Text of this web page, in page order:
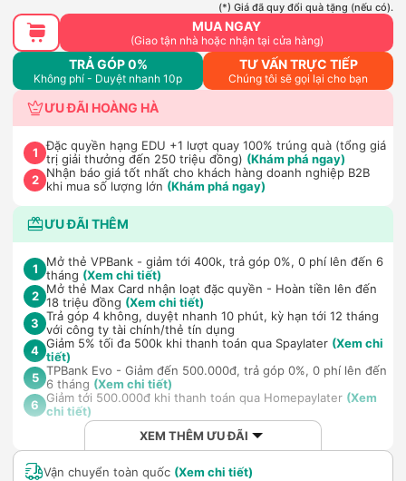
(*) Giá đã quy đổi quà tặng (nếu có).
MUA NGAY
(Giao tận nhà hoặc nhận tại cửa hàng)
TRẢ GÓP 0%
Không phí - Duyệt nhanh 10p
TƯ VẤN TRỰC TIẾP
Chúng tôi sẽ gọi lại cho bạn
ƯU ĐÃI HOÀNG HÀ
1
Đặc quyền hạng EDU +1 lượt quay 100% trúng quà (tổng giá
trị giải thưởng đến 250 triệu đồng) (Khám phá ngay)
2 Nhận báo giá tốt nhất cho khách hàng doanh nghiệp B2B
khi mua số lượng lớn (Khám phá ngay)
ƯU ĐÃI THÊM
1
Mở thẻ VPBank - giảm tới 400k, trả góp 0%, 0 phí lên đến 6
tháng (Xem chi tiết)
2 Mở thẻ Max Card nhận loạt đặc quyền - Hoàn tiền lên đến
18 triệu đồng (Xem chi tiết)
3 Trả góp 4 không, duyệt nhanh 10 phút, kỳ hạn tới 12 tháng
với công ty tài chính/thẻ tín dụng
4 Giảm 5% tối đa 500k khi thanh toán qua Spaylater (Xem chi
tiết)
5 TPBank Evo - Giảm đến 500.000đ, trả góp 0%, 0 phí lên đến
6 tháng (Xem chi tiết)
6
Giảm tới 500.000đ khi thanh toán qua Homepaylater (Xem
chi tiết)
XEM THÊM ƯU ĐÃI
Vận chuyển toàn quốc (Xem chi tiết)